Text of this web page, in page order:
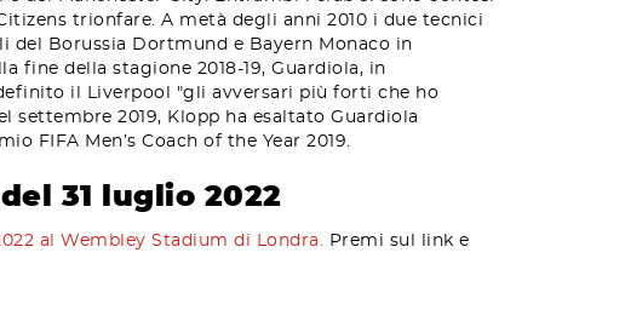
trionfare. A metà degli anni 2010 i due tecnici
Borussia Dortmund e Bayern Monaco in
fine della stagione 2018-19, Guardiola, in
il Liverpool "gli avversari più forti che ho
2019, Klopp ha esaltato Guardiola
FIFA Men’s Coach of the Year 2019.
31 luglio 2022
al Wembley Stadium di Londra. Premi sul link e